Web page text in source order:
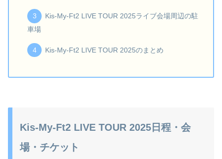
Kis-My-Ft2 LIVE TOUR 2025ライブ会場周辺の駐
車場
Kis-My-Ft2 LIVE TOUR 2025のまとめ
Kis-My-Ft2 LIVE TOUR 2025日程・会
場・チケット